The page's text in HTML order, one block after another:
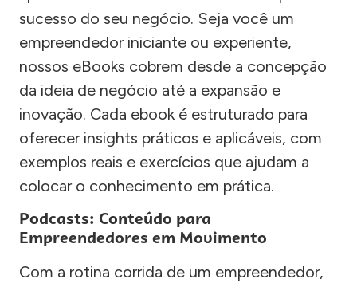
sucesso do seu negócio. Seja você um
empreendedor iniciante ou experiente,
nossos eBooks cobrem desde a concepção
da ideia de negócio até a expansão e
inovação. Cada ebook é estruturado para
oferecer insights práticos e aplicáveis, com
exemplos reais e exercícios que ajudam a
colocar o conhecimento em prática.
Podcasts: Conteúdo para
Empreendedores em Movimento
Com a rotina corrida de um empreendedor,